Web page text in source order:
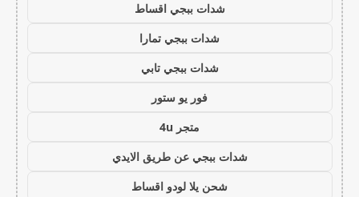
شدات ببجي اقساط
شدات ببجي تمارا
شدات ببجي تابي
فور يو ستور
متجر 4u
شدات ببجي عن طريق الايدي
شحن يلا لودو اقساط